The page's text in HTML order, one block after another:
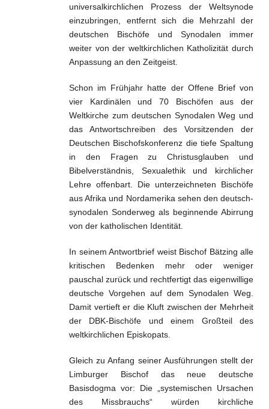
universalkirchlichen Prozess der Weltsynode
einzubringen, entfernt sich die Mehrzahl der
deutschen Bischöfe und Synodalen immer
weiter von der weltkirchlichen Katholizität durch
Anpassung an den Zeitgeist.
Schon im Frühjahr hatte der Offene Brief von
vier Kardinälen und 70 Bischöfen aus der
Weltkirche zum deutschen Synodalen Weg und
das Antwortschreiben des Vorsitzenden der
Deutschen Bischofskonferenz die tiefe Spaltung
in den Fragen zu Christusglauben und
Bibelverständnis, Sexualethik und kirchlicher
Lehre offenbart. Die unterzeichneten Bischöfe
aus Afrika und Nordamerika sehen den deutsch-
synodalen Sonderweg als beginnende Abirrung
von der katholischen Identität.
In seinem Antwortbrief weist Bischof Bätzing alle
kritischen Bedenken mehr oder weniger
pauschal zurück und rechtfertigt das eigenwillige
deutsche Vorgehen auf dem Synodalen Weg.
Damit vertieft er die Kluft zwischen der Mehrheit
der DBK-Bischöfe und einem Großteil des
weltkirchlichen Episkopats.
Gleich zu Anfang seiner Ausführungen stellt der
Limburger Bischof das neue deutsche
Basisdogma vor: Die „systemischen Ursachen
des Missbrauchs“ würden kirchliche